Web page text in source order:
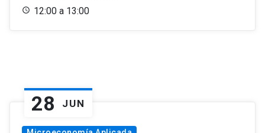
12:00 a 13:00
28 JUN